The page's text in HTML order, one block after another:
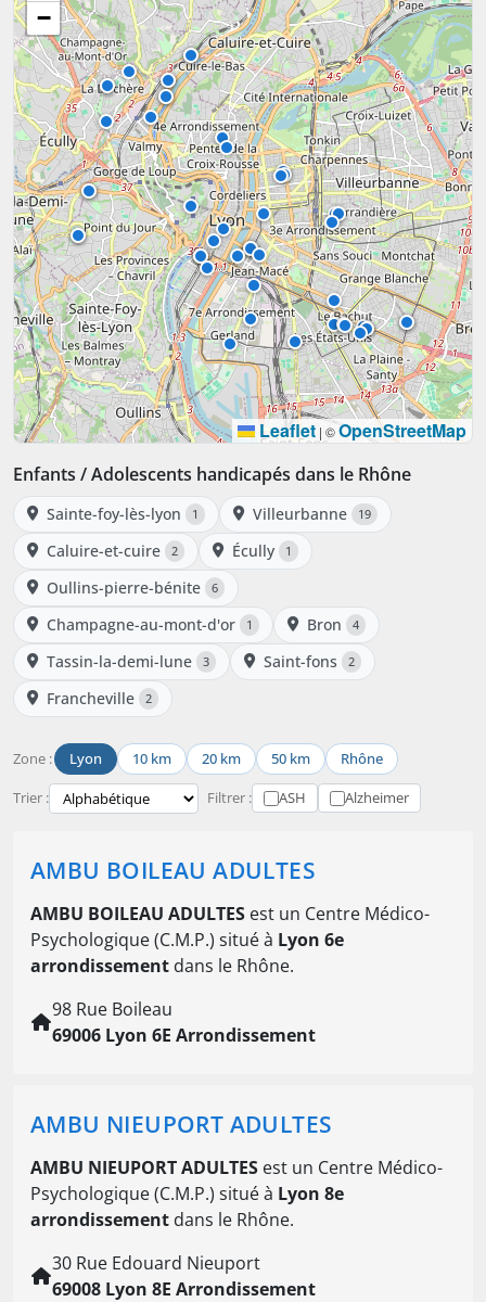
−
Leaflet | ©OpenStreetMap
Enfants / Adolescents handicapés dans le Rhône
Sainte-foy-lès-lyon 1 Villeurbanne 19
Caluire-et-cuire 2 Écully 1
Oullins-pierre-bénite 6
Champagne-au-mont-d'or 1 Bron 4
Tassin-la-demi-lune 3 Saint-fons 2
Francheville 2
Zone : Lyon 10 km 20 km 50 km Rhône
Trier : Filtrer : ASH Alzheimer
AMBU BOILEAU ADULTES
AMBU BOILEAU ADULTES est un Centre Médico-
Psychologique (C.M.P.) situé à Lyon 6e
arrondissement dans le Rhône.
98 Rue Boileau
69006 Lyon 6E Arrondissement
AMBU NIEUPORT ADULTES
AMBU NIEUPORT ADULTES est un Centre Médico-
Psychologique (C.M.P.) situé à Lyon 8e
arrondissement dans le Rhône.
30 Rue Edouard Nieuport
69008 Lyon 8E Arrondissement